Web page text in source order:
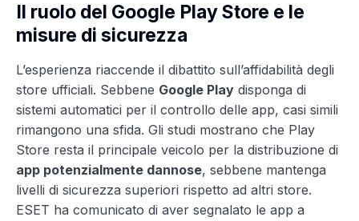
Il ruolo del Google Play Store e le
misure di sicurezza
L’esperienza riaccende il dibattito sull’affidabilità degli
store ufficiali. Sebbene Google Play disponga di
sistemi automatici per il controllo delle app, casi simili
rimangono una sfida. Gli studi mostrano che Play
Store resta il principale veicolo per la distribuzione di
app potenzialmente dannose, sebbene mantenga
livelli di sicurezza superiori rispetto ad altri store.
ESET ha comunicato di aver segnalato le app a